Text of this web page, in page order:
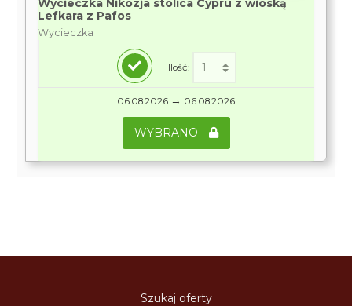
Wycieczka Nikozja stolica Cypru z wioską
Lefkara z Pafos
Wycieczka
Ilość:
06.08.2026 → 06.08.2026
WYBRANO
Szukaj oferty